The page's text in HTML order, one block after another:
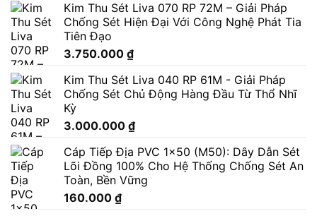
Kim Thu Sét Liva 070 RP 72M – Giải Pháp
Chống Sét Hiện Đại Với Công Nghệ Phát Tia
Tiên Đạo
3.750.000 ₫
Kim Thu Sét Liva 040 RP 61M - Giải Pháp
Chống Sét Chủ Động Hàng Đầu Từ Thổ Nhĩ
Kỳ
3.000.000 ₫
Cáp Tiếp Địa PVC 1x50 (M50): Dây Dẫn Sét
Lõi Đồng 100% Cho Hệ Thống Chống Sét An
Toàn, Bền Vững
160.000 ₫